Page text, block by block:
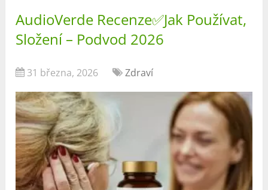
AudioVerde Recenze✅Jak Používat,
Složení – Podvod 2026
31 března, 2026 Zdraví